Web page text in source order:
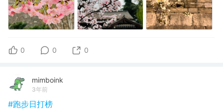
0 0 0
mimboink
3年前
#跑步日打榜